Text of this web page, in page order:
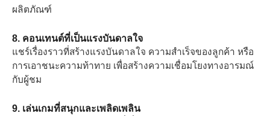
ผลิตภัณฑ์
8. คอนเทนต์ที่เป็นแรงบันดาลใจ
แชร์เรื่องราวที่สร้างแรงบันดาลใจ ความสำเร็จของลูกค้า หรือ
การเอาชนะความท้าทาย เพื่อสร้างความเชื่อมโยงทางอารมณ์
กับผู้ชม
9. เล่นเกมที่สนุกและเพลิดเพลิน